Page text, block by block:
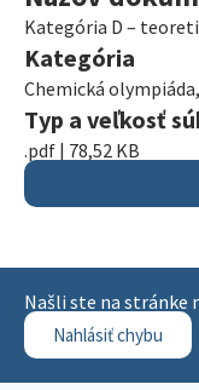
Kategória D –
Kategória
Chemická olympiáda,
Typ a veľkosť
.pdf | 78,52 KB
Našli ste na stránke
Nahlásiť chybu